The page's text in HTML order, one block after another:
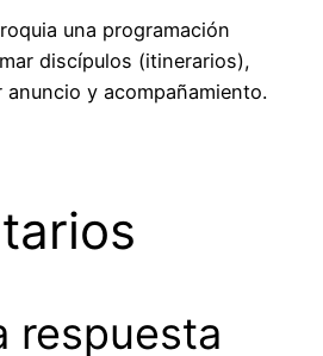
una programación
discípulos (itinerarios),
anuncio y acompañamiento.
respuesta